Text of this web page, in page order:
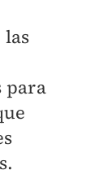
las
para